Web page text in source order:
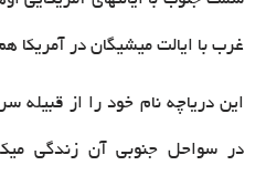
غرب با ایالت میشیگان در آمریکا
این دریاچه نام خود را از قبیله
در سواحل جنوبی آن زندگی